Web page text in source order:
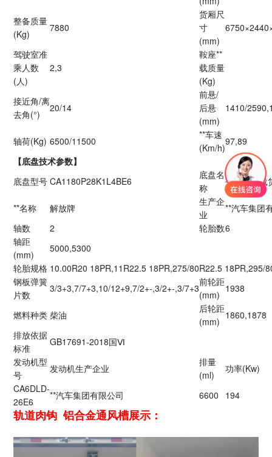
整备质量
(Kg)
7880
货厢尺
寸
(mm)
驾驶室准
乘人数
(人)
2,3
鞍座**
载质量
(Kg)
接近角/离
去角(°)
20/14
前悬/
后悬
(mm)
1410/
轴荷(Kg) 6500/11500
**车速
(Km/h)
97,89
【底盘技术参数】
底盘型号 CA1180P28K1L4BE6
底盘名
称
平头柴油载
**名称 解放牌
生产企
业
**汽车集团
轴数
2 轮胎数6
轴距
(mm)
5000,5300
轮胎规格 10.00R20 18PR,11R22.5 18PR,275/80R22.5 18PR,295/
钢板弹簧
片数
3/3+3,7/7+3,10/12+9,7/2+-,3/2+-,3/7+3
前轮距
(mm)
1938
燃料种类 柴油
后轮距
(mm)
1860,1878
排放依据
标准
GB17691-2018国Ⅵ
发动机型
号
发动机生产企业
排量
(ml)
功率(Kw)
CA6DLD-
26E6
**汽车集团有限公司 6600 194
轨道肉钩 铝合金通风槽展示：